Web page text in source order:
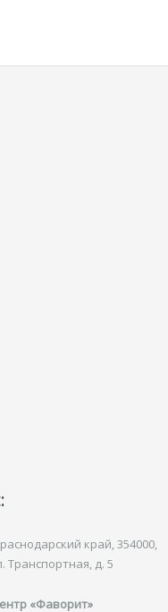
край,354000,
Транспортная, д. 5
«Фаворит»